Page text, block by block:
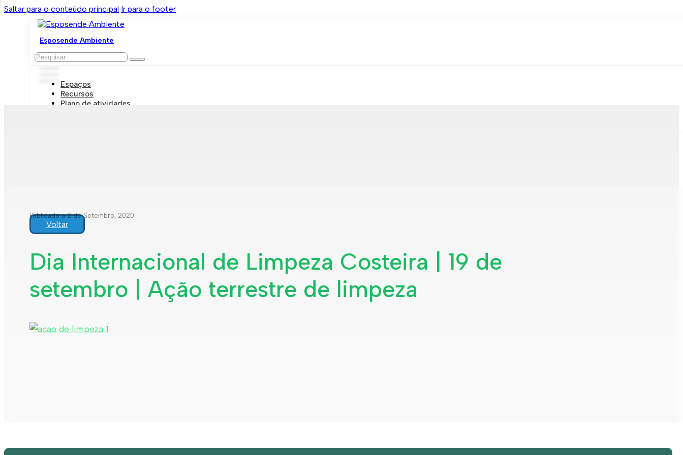
Saltar para o conteúdo principal Ir para o footer
Esposende Ambiente
Pesquisar
Espaços
Recursos
Plano de atividades
Publicado a 2 de Setembro, 2020
Voltar
Dia Internacional de Limpeza Costeira | 19 de
setembro | Ação terrestre de limpeza